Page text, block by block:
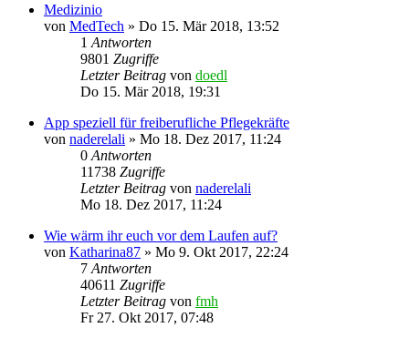
Medizinio
von MedTech » Do 15. Mär 2018, 13:52
1 Antworten
9801 Zugriffe
Letzter Beitrag von doedl
Do 15. Mär 2018, 19:31
App speziell für freiberufliche Pflegekräfte
von naderelali » Mo 18. Dez 2017, 11:24
0 Antworten
11738 Zugriffe
Letzter Beitrag von naderelali
Mo 18. Dez 2017, 11:24
Wie wärm ihr euch vor dem Laufen auf?
von Katharina87 » Mo 9. Okt 2017, 22:24
7 Antworten
40611 Zugriffe
Letzter Beitrag von fmh
Fr 27. Okt 2017, 07:48